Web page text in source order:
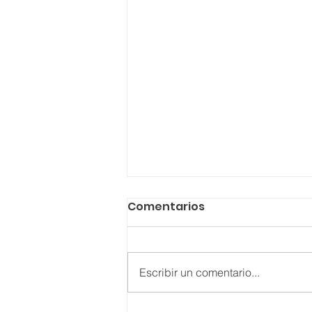
Al Café
Comentarios
Escribir un comentario...